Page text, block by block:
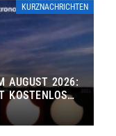
KURZNACHRICHTEN
AUGUST 2026:
KOSTENLOS